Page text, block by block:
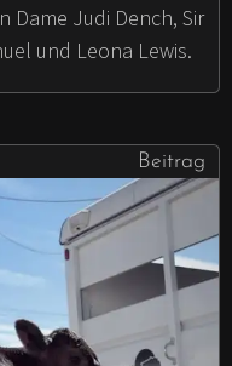
Dame Judi Dench, Sir
und Leona Lewis.
Beitrag